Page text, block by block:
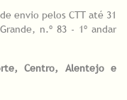
envio pelos CTT até 31
n.º 83 - 1º andar
Centro, Alentejo e